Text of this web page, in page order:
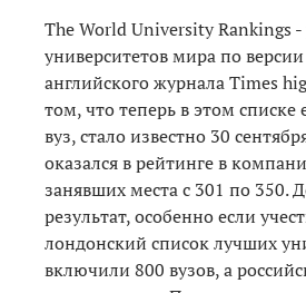
The World University Rankings
университетов мира по
английского журнала Times
том, что теперь в этом списке
вуз, стало известно 30
оказался в рейтинге в
занявших места с 301 по 350.
результат, особенно если
лондонский список лучших
включили 800 вузов, а